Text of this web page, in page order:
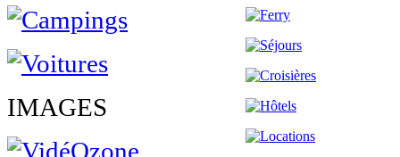
IMAGES